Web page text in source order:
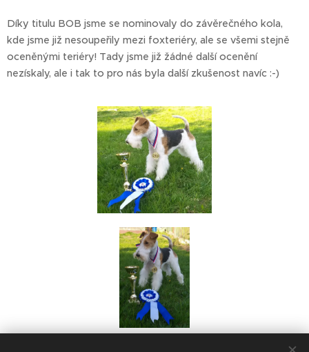
Díky titulu BOB jsme se nominovaly do závěrečného kola,
kde jsme již nesoupeřily mezi foxteriéry, ale se všemi stejně
oceněnými teriéry! Tady jsme již žádné další ocenění
nezískaly, ale i tak to pro nás byla další zkušenost navíc :-)